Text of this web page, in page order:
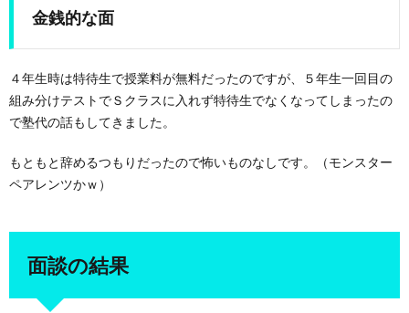
金銭的な面
４年生時は特待生で授業料が無料だったのですが、５年生一回目の
組み分けテストでＳクラスに入れず特待生でなくなってしまったの
で塾代の話もしてきました。
もともと辞めるつもりだったので怖いものなしです。（モンスター
ペアレンツかｗ）
面談の結果